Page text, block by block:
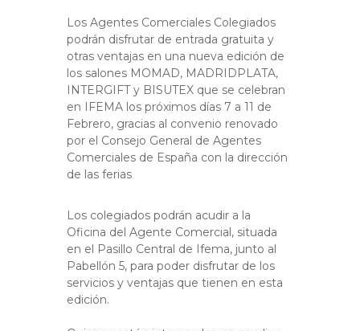
Los Agentes Comerciales Colegiados
podrán disfrutar de entrada gratuita y
otras ventajas en una nueva edición de
los salones MOMAD, MADRIDPLATA,
INTERGIFT y BISUTEX que se celebran
en IFEMA los próximos días 7 a 11 de
Febrero, gracias al convenio renovado
por el Consejo General de Agentes
Comerciales de España con la dirección
de las ferias
Los colegiados podrán acudir a la
Oficina del Agente Comercial, situada
en el Pasillo Central de Ifema, junto al
Pabellón 5, para poder disfrutar de los
servicios y ventajas que tienen en esta
edición.